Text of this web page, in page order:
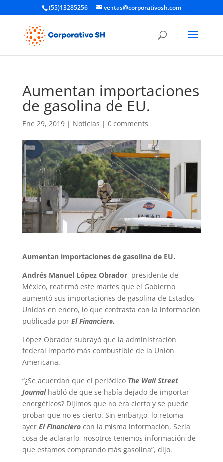
(55)13285256 ventas@corporativosh.com
Aumentan importaciones
de gasolina de EU.
Ene 29, 2019| Noticias | 0 comments
Aumentan importaciones de gasolina de EU.
Andrés Manuel López Obrador, presidente de
México, reafirmó este martes que el Gobierno
aumentó sus importaciones de gasolina de Estados
Unidos en enero, lo que contrasta con la información
publicada por El Financiero.
López Obrador subrayó que la administración
federal importó más combustible de la Unión
Americana.
“¿Se acuerdan que el periódico The Wall Street
Journalhabló de que se había dejado de importar
energéticos? Dijimos que no era cierto y se puede
probar que no es cierto. Sin embargo, lo retoma
ayer El Financierocon la misma información. Sería
cosa de aclararlo, nosotros tenemos información de
que estamos comprando más gasolina”, dijo.